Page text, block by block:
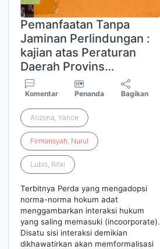
Pemanfaatan Tanpa
Jaminan Perlindungan :
kajian atas Peraturan
Daerah Provins…
Komentar Penanda Bagikan
Arizona, Yance
Firmansyah, Nurul
Lubis, Rifai
Terbitnya Perda yang mengadopsi
norma-norma hokum adat
menggambarkan interaksi hukum
yang saling memasuki (incoorporate).
Disatu sisi interaksi demikian
dikhawatirkan akan memformalisasi